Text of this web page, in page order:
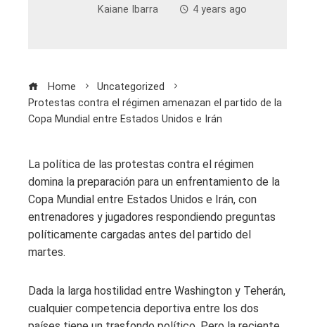
Kaiane Ibarra 4 years ago
Home
Uncategorized
Protestas contra el régimen amenazan el partido de la
Copa Mundial entre Estados Unidos e Irán
La política de las protestas contra el régimen
domina la preparación para un enfrentamiento de la
Copa Mundial entre Estados Unidos e Irán, con
entrenadores y jugadores respondiendo preguntas
políticamente cargadas antes del partido del
martes.
Dada la larga hostilidad entre Washington y Teherán,
cualquier competencia deportiva entre los dos